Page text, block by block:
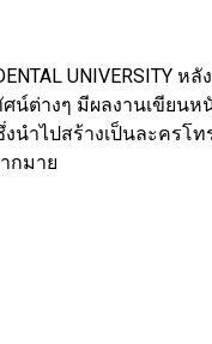
างๆ มีผลงานเขียนห
ไปสร้างเป็นละครโท
กมาย